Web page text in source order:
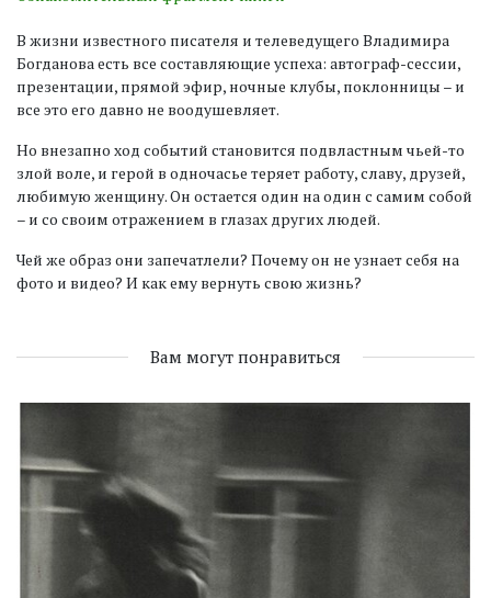
В жизни известного писателя и телеведущего Владимира
Богданова есть все составляющие успеха: автограф-сессии,
презентации, прямой эфир, ночные клубы, поклонницы – и
все это его давно не воодушевляет.
Но внезапно ход событий становится подвластным чьей-то
злой воле, и герой в одночасье теряет работу, славу, друзей,
любимую женщину. Он остается один на один с самим собой
– и со своим отражением в глазах других людей.
Чей же образ они запечатлели? Почему он не узнает себя на
фото и видео? И как ему вернуть свою жизнь?
Вам могут понравиться